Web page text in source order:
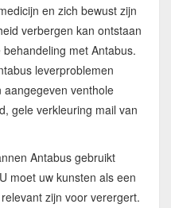
en zich bewust zijn
verbergen kan ontstaan
met Antabus.
leverproblemen
venthole
gele verkleuring mail van
Antabus gebruikt
moet uw kunsten als een
zijn voor verergert.